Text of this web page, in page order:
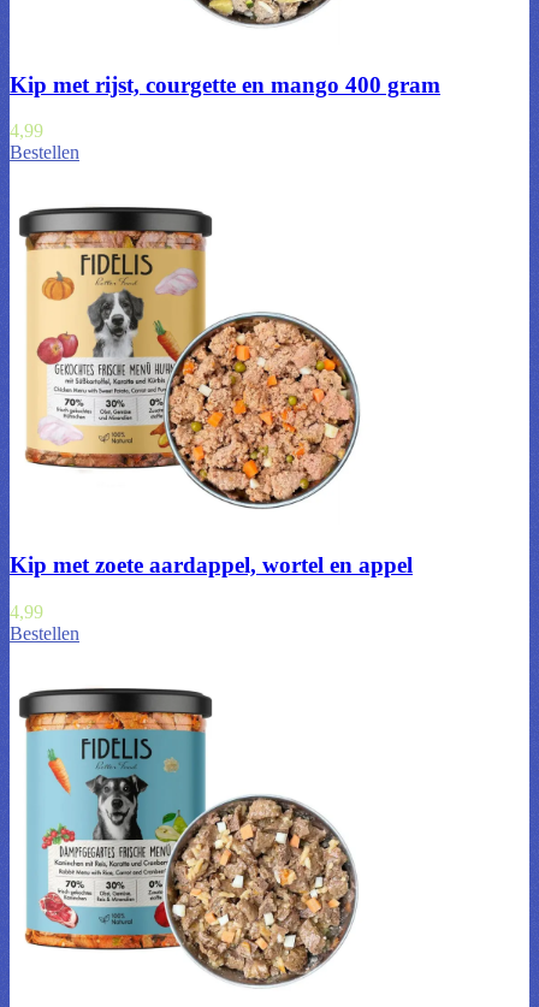
Kip met rijst, courgette en mango 400 gram
4,99
Bestellen
Kip met zoete aardappel, wortel en appel
4,99
Bestellen